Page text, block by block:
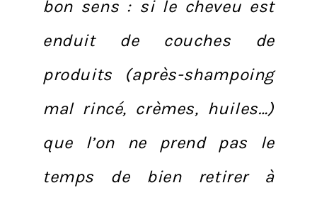
bon sens : si le cheveu est
enduit de couches de
produits (après-shampoing
mal rincé, crèmes, huiles…)
que l’on ne prend pas le
temps de bien retirer à